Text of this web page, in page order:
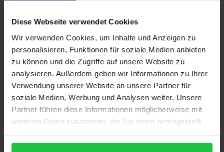
Diese Webseite verwendet Cookies
Wir verwenden Cookies, um Inhalte und Anzeigen zu
personalisieren, Funktionen für soziale Medien anbieten
zu können und die Zugriffe auf unsere Website zu
analysieren. Außerdem geben wir Informationen zu Ihrer
Verwendung unserer Website an unsere Partner für
soziale Medien, Werbung und Analysen weiter. Unsere
Partner führen diese Informationen möglicherweise mit
weiteren Daten zusammen, die Sie ihnen bereitgestellt
gesammelt haben.
Description
Das deutsche Wirtschaftsrecht der internationalen
Telekommunikation ist durch das Ineinandergreifen
nationaler und internationaler
Regelungszusammenhänge gekennzeichnet.
Grenzüberschreitende